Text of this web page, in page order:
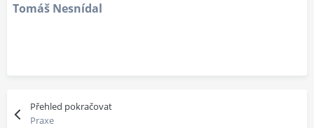
Tomáš Nesnídal
Přehled pokračovat
Praxe